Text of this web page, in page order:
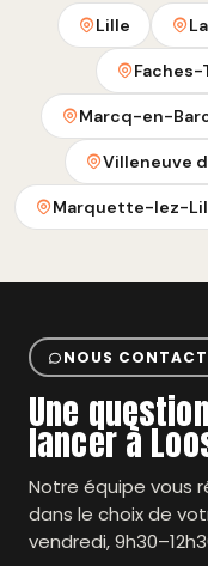
Lille
Marcq-en-
Villeneuve
Marquette-lez-
NOUS
Une
lancer à
Notre équipe vous
dans le choix de
vendredi,